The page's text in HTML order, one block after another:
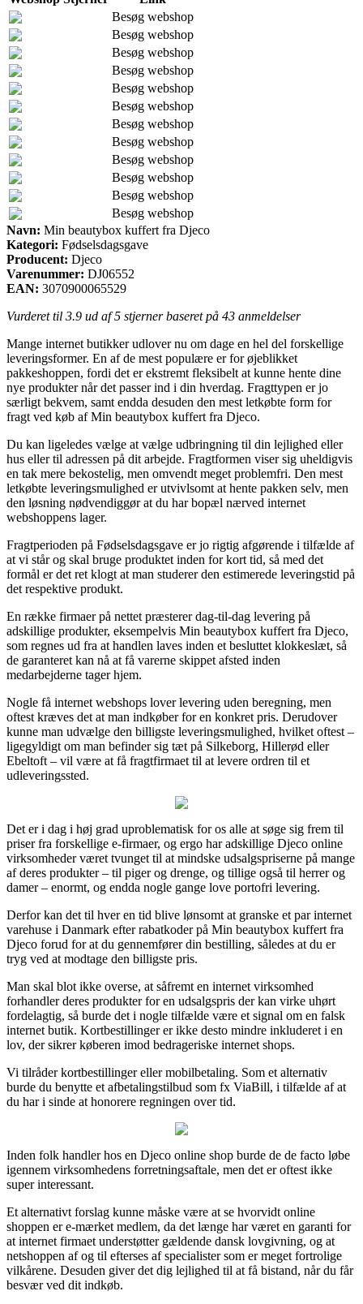
Besøg webshop
Besøg webshop
Besøg webshop
Besøg webshop
Besøg webshop
Besøg webshop
Besøg webshop
Besøg webshop
Besøg webshop
Besøg webshop
Besøg webshop
Besøg webshop
Navn: Min beautybox kuffert fra Djeco
Kategori: Fødselsdagsgave
Producent: Djeco
Varenummer: DJ06552
EAN: 3070900065529
Vurderet til 3.9 ud af 5 stjerner baseret på 43 anmeldelser
Mange internet butikker udlover nu om dage en hel del forskellige
leveringsformer. En af de mest populære er for øjeblikket
pakkeshoppen, fordi det er ekstremt fleksibelt at kunne hente dine
nye produkter når det passer ind i din hverdag. Fragttypen er jo
særligt bekvem, samt endda desuden den mest letkøbte form for
fragt ved køb af Min beautybox kuffert fra Djeco.
Du kan ligeledes vælge at vælge udbringning til din lejlighed eller
hus eller til adressen på dit arbejde. Fragtformen viser sig uheldigvis
en tak mere bekostelig, men omvendt meget problemfri. Den mest
letkøbte leveringsmulighed er utvivlsomt at hente pakken selv, men
den løsning nødvendiggør at du har bopæl nærved internet
webshoppens lager.
Fragtperioden på Fødselsdagsgave er jo rigtig afgørende i tilfælde af
at vi står og skal bruge produktet inden for kort tid, så med det
formål er det ret klogt at man studerer den estimerede leveringstid på
det respektive produkt.
En række firmaer på nettet præsterer dag-til-dag levering på
adskillige produkter, eksempelvis Min beautybox kuffert fra Djeco,
som regnes ud fra at handlen laves inden et besluttet klokkeslæt, så
de garanteret kan nå at få varerne skippet afsted inden
medarbejderne tager hjem.
Nogle få internet webshops lover levering uden beregning, men
oftest kræves det at man indkøber for en konkret pris. Derudover
kunne man udvælge den billigste leveringsmulighed, hvilket oftest –
ligegyldigt om man befinder sig tæt på Silkeborg, Hillerød eller
Ebeltoft – vil være at få fragtfirmaet til at levere ordren til et
udleveringssted.
Det er i dag i høj grad uproblematisk for os alle at søge sig frem til
priser fra forskellige e-firmaer, og ergo har adskillige Djeco online
virksomheder været tvunget til at mindske udsalgspriserne på mange
af deres produkter – til piger og drenge, og tillige også til herrer og
damer – enormt, og endda nogle gange love portofri levering.
Derfor kan det til hver en tid blive lønsomt at granske et par internet
varehuse i Danmark efter rabatkoder på Min beautybox kuffert fra
Djeco forud for at du gennemfører din bestilling, således at du er
tryg ved at modtage den billigste pris.
Man skal blot ikke overse, at såfremt en internet virksomhed
forhandler deres produkter for en udsalgspris der kan virke uhørt
fordelagtig, så burde det i nogle tilfælde være et signal om en falsk
internet butik. Kortbestillinger er ikke desto mindre inkluderet i en
lov, der sikrer køberen imod bedrageriske internet shops.
Vi tilråder kortbestillinger eller mobilbetaling. Som et alternativ
burde du benytte et afbetalingstilbud som fx ViaBill, i tilfælde af at
du har i sinde at honorere regningen over tid.
Inden folk handler hos en Djeco online shop burde de de facto løbe
igennem virksomhedens forretningsaftale, men det er oftest ikke
super interessant.
Et alternativt forslag kunne måske være at se hvorvidt online
shoppen er e-mærket medlem, da det længe har været en garanti for
at internet firmaet understøtter gældende dansk lovgivning, og at
netshoppen af og til efterses af specialister som er meget fortrolige
vilkårene. Desuden giver det dig lejlighed til at få bistand, når du får
besvær ved dit indkøb.